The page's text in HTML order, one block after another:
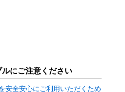
にご注意ください
安全安心にご利用いただくため